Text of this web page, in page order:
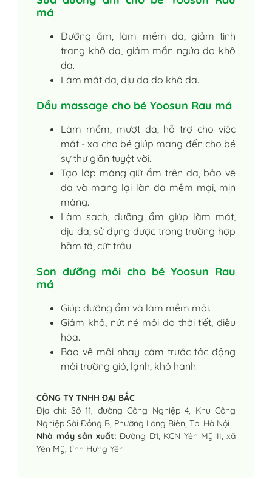
má
Dưỡng ẩm, làm mềm da, giảm tình
trạng khô da, giảm mẩn ngứa do khô
da.
Làm mát da, dịu da do khô da.
Dầu massage cho bé Yoosun Rau má
Làm mềm, mượt da, hỗ trợ cho việc
mát - xa cho bé giúp mang đến cho bé
sự thư giãn tuyệt vời.
Tạo lớp màng giữ ẩm trên da, bảo vệ
da và mang lại làn da mềm mại, mịn
màng.
Làm sạch, dưỡng ẩm giúp làm mát,
dịu da, sử dụng được trong trường hợp
hăm tã, cứt trâu.
Son dưỡng môi cho bé Yoosun Rau
má
Giúp dưỡng ẩm và làm mềm môi.
Giảm khô, nứt nẻ môi do thời tiết, điều
hòa.
Bảo vệ môi nhạy cảm trước tác động
môi trường gió, lạnh, khô hanh.
CÔNG TY TNHH ĐẠI BẮC
Địa chỉ: Số 11, đường Công Nghiệp 4, Khu Công
Nghiệp Sài Đồng B, Phường Long Biên, Tp. Hà Nội
Nhà máy sản xuất: Đường D1, KCN Yên Mỹ II, xã
Yên Mỹ, tỉnh Hưng Yên